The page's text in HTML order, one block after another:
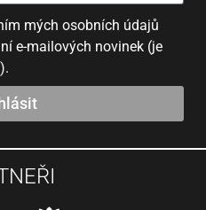
mých osobních údajů
e-mailových novinek (je